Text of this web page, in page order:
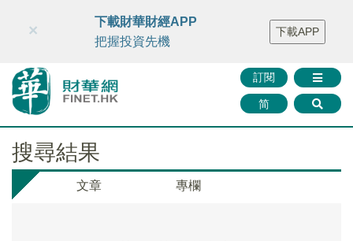
財華智庫網 FINTV FINMETA 財華證券 媒體矩陣
智庫沙龍
聯絡我們
訂閱
简
×
下載財華財經APP
把握投資先機
下載APP
搜尋結果
文章 專欄